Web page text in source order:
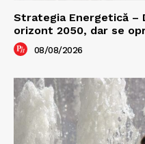
Strategia Energetică –
orizont 2050, dar se
08/08/2026